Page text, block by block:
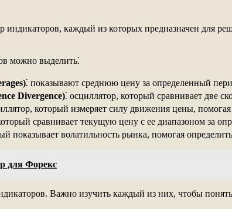
каждый из которых предназначен для
можно выделить⁚
⁚ показывают среднюю цену за определенный
Divergence)⁚ осциллятор, который сравнивает две
который измеряет силу движения цены,
сравнивает текущую цену с ее диапазоном за
показывает волатильность рынка, помогая
для Форекс
Важно изучить каждый из них, чтобы